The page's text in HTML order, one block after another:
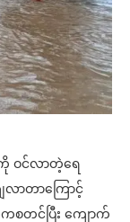
ဝင်လာတဲ့ရေ
လာတာကြောင့်
စတင်ပြီး ကျောက်